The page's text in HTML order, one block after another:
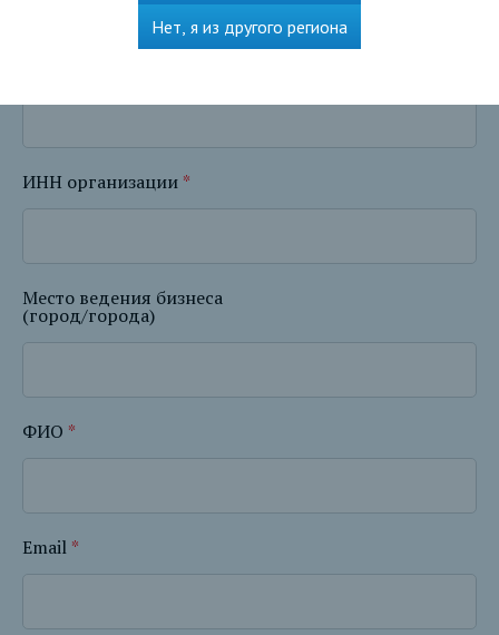
Рефинансирование
ИНН организации *
Место ведения бизнеса
(город/города)
ФИО *
Email *
Нет, я из другого региона